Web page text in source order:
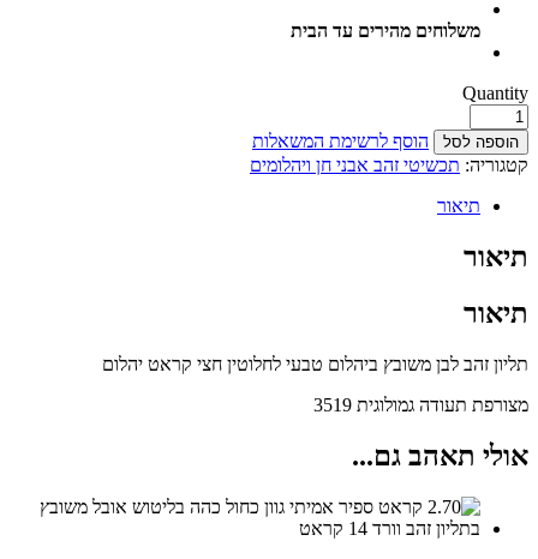
משלוחים מהירים עד הבית
Quantity
הוספה לסל
הוסף לרשימת המשאלות
קטגוריה: תכשיטי זהב אבני חן ויהלומים
תיאור
תיאור
תיאור
תליון זהב לבן משובץ ביהלום טבעי לחלוטין חצי קראט יהלום
מצורפת תעודה גמולוגית 3519
אולי תאהב גם...